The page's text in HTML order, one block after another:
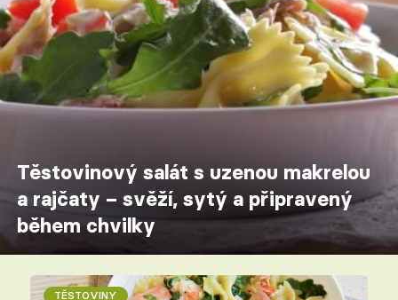
Těstovinový salát s uzenou makrelou
a rajčaty – svěží, sytý a připravený
během chvilky
TĚSTOVINY